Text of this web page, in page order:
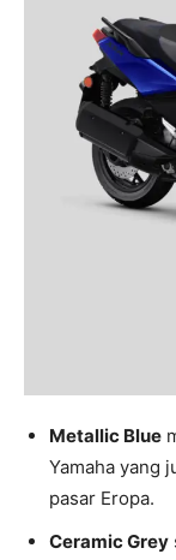
Metallic Blue
Yamaha yang
pasar Eropa.
Ceramic Grey